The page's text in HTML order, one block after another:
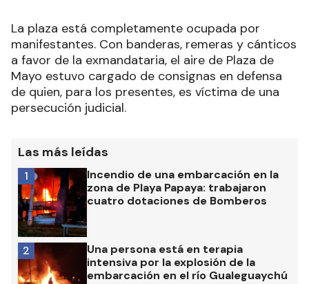
La plaza está completamente ocupada por
manifestantes. Con banderas, remeras y cánticos
a favor de la exmandataria, el aire de Plaza de
Mayo estuvo cargado de consignas en defensa
de quien, para los presentes, es víctima de una
persecución judicial.
Las más leídas
Incendio de una embarcación en la
zona de Playa Papaya: trabajaron
cuatro dotaciones de Bomberos
1
Una persona está en terapia
intensiva por la explosión de la
embarcación en el río Gualeguaychú
2